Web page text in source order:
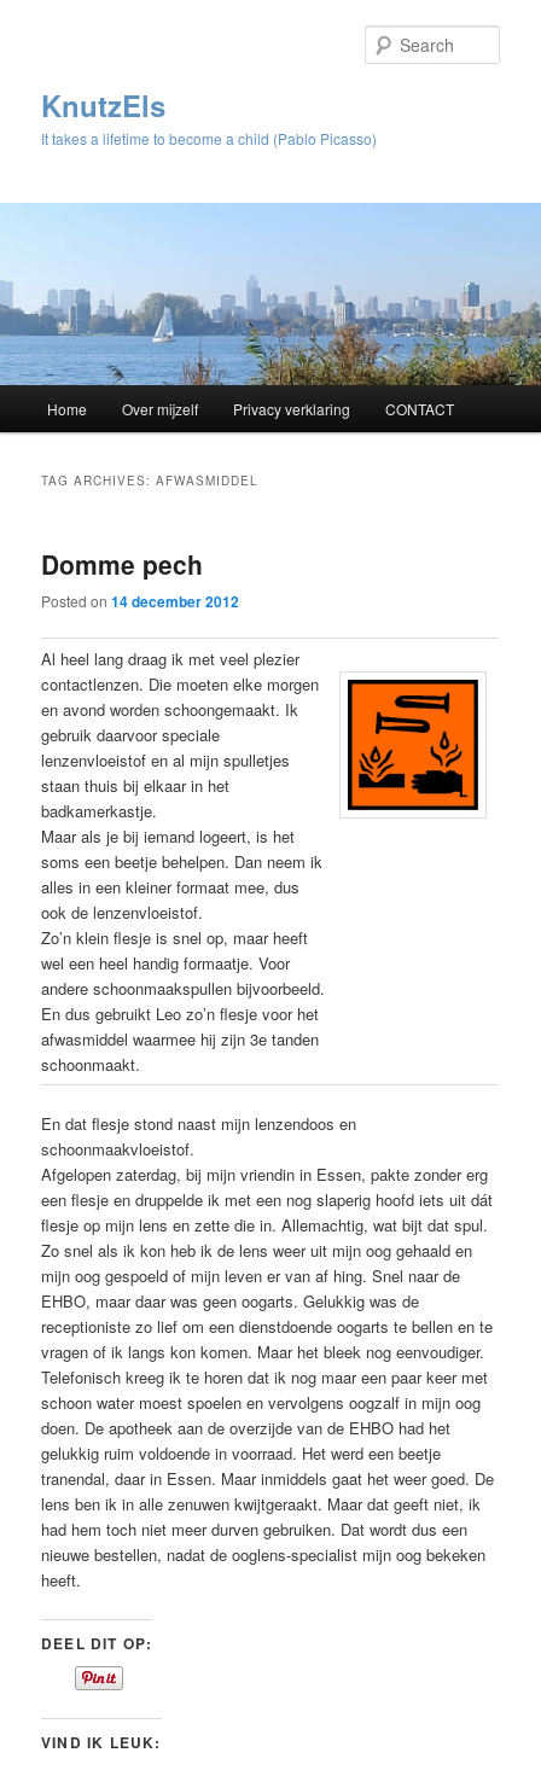
KnutzEls
It takes a lifetime to become a child (Pablo Picasso)
Skip
content
Skip
content
Home Over mijzelf Privacy verklaring CONTACT
TAG ARCHIVES:AFWASMIDDEL
Domme pech
Posted on14 december 2012
Al heel lang draag ik met veel plezier
contactlenzen. Die moeten elke morgen
en avond worden schoongemaakt. Ik
gebruik daarvoor speciale
lenzenvloeistof en al mijn spulletjes
staan thuis bij elkaar in het
badkamerkastje.
Maar als je bij iemand logeert, is het
soms een beetje behelpen. Dan neem ik
alles in een kleiner formaat mee, dus
ook de lenzenvloeistof.
Zo’n klein flesje is snel op, maar heeft
wel een heel handig formaatje. Voor
andere schoonmaakspullen bijvoorbeeld.
En dus gebruikt Leo zo’n flesje voor het
afwasmiddel waarmee hij zijn 3e tanden
schoonmaakt.
En dat flesje stond naast mijn lenzendoos en
schoonmaakvloeistof.
Afgelopen zaterdag, bij mijn vriendin in Essen, pakte zonder erg
een flesje en druppelde ik met een nog slaperig hoofd iets uit dát
flesje op mijn lens en zette die in. Allemachtig, wat bijt dat spul.
Zo snel als ik kon heb ik de lens weer uit mijn oog gehaald en
mijn oog gespoeld of mijn leven er van af hing. Snel naar de
EHBO, maar daar was geen oogarts. Gelukkig was de
receptioniste zo lief om een dienstdoende oogarts te bellen en te
vragen of ik langs kon komen. Maar het bleek nog eenvoudiger.
Telefonisch kreeg ik te horen dat ik nog maar een paar keer met
schoon water moest spoelen en vervolgens oogzalf in mijn oog
doen. De apotheek aan de overzijde van de EHBO had het
gelukkig ruim voldoende in voorraad. Het werd een beetje
tranendal, daar in Essen. Maar inmiddels gaat het weer goed. De
lens ben ik in alle zenuwen kwijtgeraakt. Maar dat geeft niet, ik
had hem toch niet meer durven gebruiken. Dat wordt dus een
nieuwe bestellen, nadat de ooglens-specialist mijn oog bekeken
heeft.
DEEL DIT OP:
VIND IK LEUK: